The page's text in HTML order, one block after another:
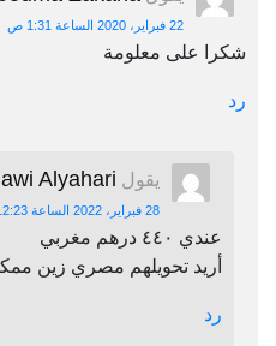
22 فبراير، 2020 الساعة 1:31 ص
شكرا على معلومة
رد
يقول Alyahari
28 فبراير، 2022 الساعة 12:23 ص
عندي ٤٤٠ درهم مغربي
أريد تحويلهم مصري زين
رد